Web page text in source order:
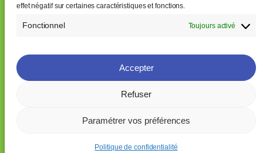
effet négatif sur certaines caractéristiques et fonctions.
Fonctionnel Toujours activé
Accepter
Refuser
Paramétrer vos préférences
Politique de confidentialité
Nos partenaires
Tous droits réservés · Conçu avec ☼